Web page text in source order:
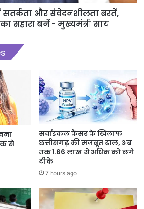
सतर्कता और संवेदनशीलता बरतें,
सहारा बनें - मुख्यमंत्री साय
से
सर्वाइकल कैंसर के खिलाफ
छत्तीसगढ़ की मजबूत ढाल, अब
तक 1.66 लाख से अधिक को लगे
टीके
7 hours ago